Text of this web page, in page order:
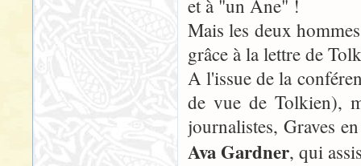
et à "un Âne" !
Mais les deux
grâce à la lettre de
A l'issue de la
de vue de Tolkien),
journalistes, Graves
Ava Gardner, qui